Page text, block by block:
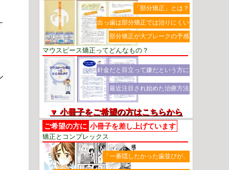
「部分矯正」とは？
出っ歯は部分矯正では治りにくい
部分矯正が大ブレークの予感
マウスピース矯正ってどんなもの？
針金だと目立って嫌だという方に
最近注目され始めた治療方法
▼ 小冊子をご希望の方はこちらから
ご希望の方に 小冊子を差し上げています
矯正とコンプレックス
「一番隠したかった歯並びが、